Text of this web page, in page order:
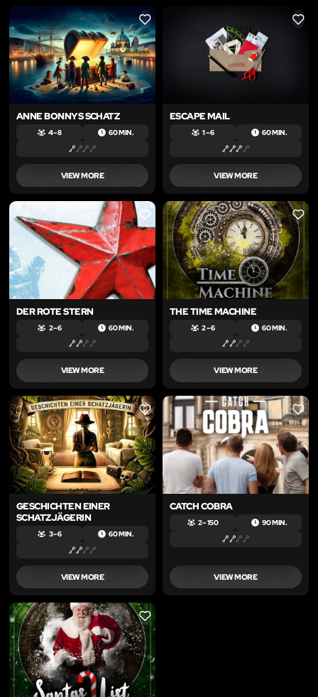
LIKE
ANNE BONNYS SCHATZ
4 – 8 60 MIN.
VIEW MORE
LIKE
ESCAPE MAIL
1 – 6 60 MIN.
VIEW MORE
LIKE
DER ROTE STERN
2 – 6 60 MIN.
VIEW MORE
LIKE
THE TIME MACHINE
2 – 6 60 MIN.
VIEW MORE
LIKE
GESCHICHTEN EINER
SCHATZJÄGERIN
3 – 6 60 MIN.
VIEW MORE
LIKE
CATCH COBRA
2 – 150 90 MIN.
VIEW MORE
LIKE